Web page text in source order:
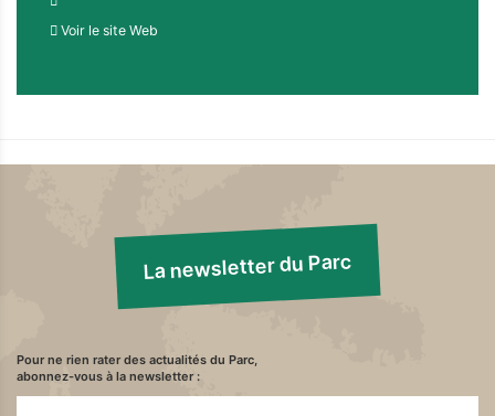
Voir le site Web
La newsletter du Parc
Pour ne rien rater des actualités du Parc,
abonnez-vous à la newsletter :